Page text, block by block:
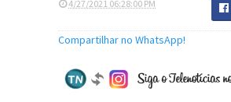
4/27/2021 06:28:00 PM
Compartilhar no WhatsApp!